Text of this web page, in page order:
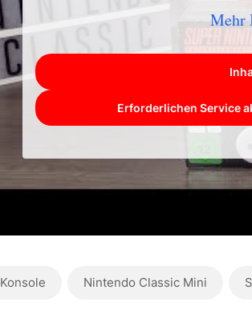
Mehr
Erforderlichen Service
Konsole Nintendo Classic Mini